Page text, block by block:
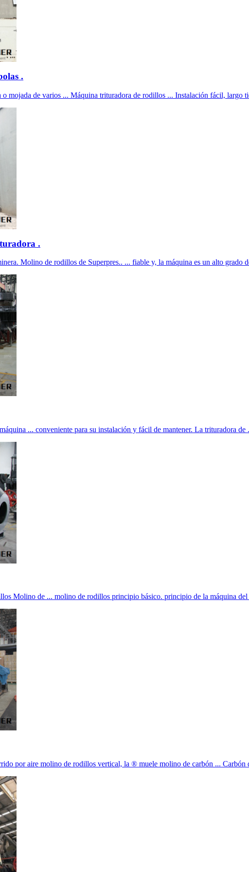
.
mojada de varios ... Máquina trituradora de rodillos ... Instalación fácil, largo
.
Molino de rodillos de Superpres.. ... fiable y, la máquina es un alto grado
... conveniente para su instalación y fácil de mantener. La trituradora
Molino de ... molino de rodillos principio básico. principio de la máquina
por aire molino de rodillos vertical, la ® muele molino de carbón ... Carbón